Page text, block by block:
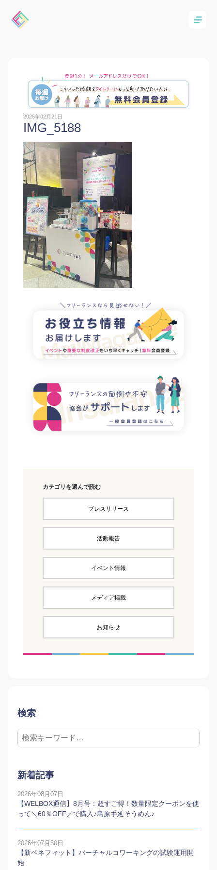
2025年02月21日
IMG_5188
カテゴリを選んで読む
プレスリリース
活動報告
イベント情報
メディア掲載
お知らせ
検索
新着記事
2026年08月07日
【WELBOX通信】8月号：超すご得！数量限定クーポンを使
って＼60％OFF／で購入♪島原手延そうめん♪
2026年07月30日
【新ベネフィット】バーチャルコワーキングの試験運用開
始